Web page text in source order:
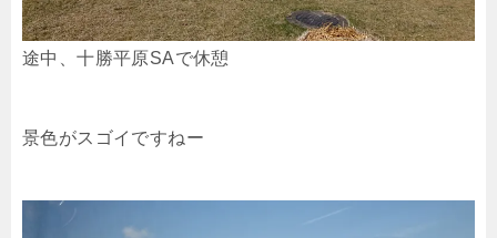
途中、十勝平原SAで休憩
景色がスゴイですねー